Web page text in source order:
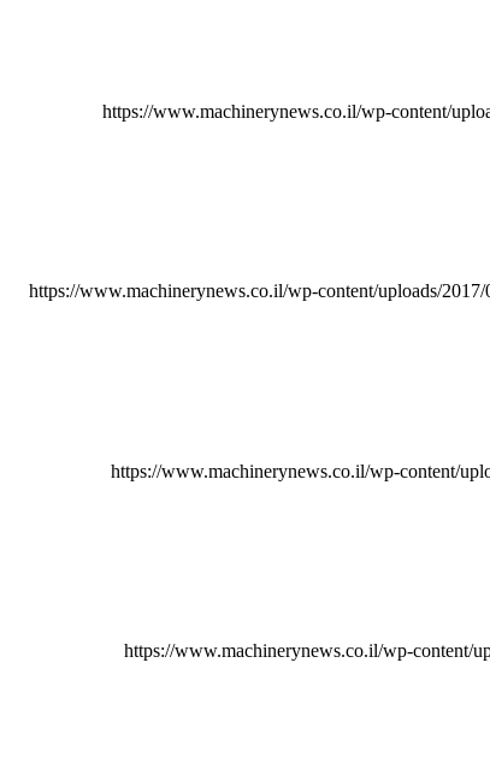
https://www.machinerynews.co.il/wp-content/
https://www.machinerynews.co.il/wp-content/uploads/
https://www.machinerynews.co.il/wp-content/
https://www.machinerynews.co.il/wp-content/